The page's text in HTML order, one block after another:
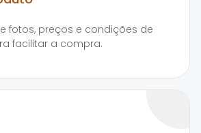
fotos, preços e condições de
facilitar a compra.